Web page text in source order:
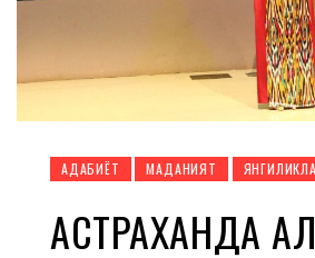
АДАБИЁТ МАДАНИЯТ
АСТРАХАНДА